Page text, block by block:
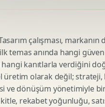
Remarketing Kreatifleri
Urun Gorsellestirme
3D Reklam Gorseli
çalışması, markanın
ilk temas anında hangi
hangi kanıtlarla verdiğini
üretim olarak değil;
ve dönüşüm yönetimiyle
rekabet yoğunluğu,